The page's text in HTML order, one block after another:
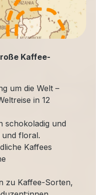
Kaffee-
um die Welt –
in 12
schokoladig und
floral.
Kaffees
zu Kaffee-Sorten,